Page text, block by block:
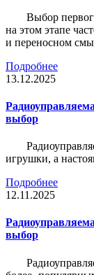
Выбор
на этом этапе
и переносном
Подробнее
13.12.2025
выбор
игрушки, а
Подробнее
12.11.2025
выбор